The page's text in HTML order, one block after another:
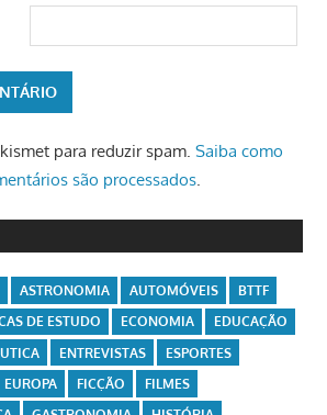
para reduzir spam. Saiba como
são processados.
ASTRONOMIA AUTOMÓVEIS
BTTF
DE ESTUDO ECONOMIA
EDUCAÇÃO
ENTREVISTAS
ESPORTES
EUROPA FICÇÃO
FILMES